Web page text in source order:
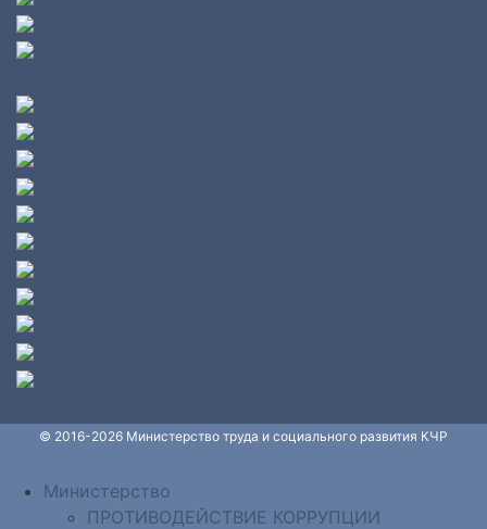
© 2016-2026 Министерство труда и социального развития КЧР
Министерство
ПРОТИВОДЕЙСТВИЕ КОРРУПЦИИ